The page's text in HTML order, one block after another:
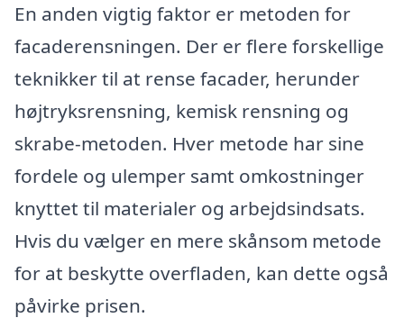
En anden vigtig faktor er metoden for
facaderensningen. Der er flere forskellige
teknikker til at rense facader, herunder
højtryksrensning, kemisk rensning og
skrabe-metoden. Hver metode har sine
fordele og ulemper samt omkostninger
knyttet til materialer og arbejdsindsats.
Hvis du vælger en mere skånsom metode
for at beskytte overfladen, kan dette også
påvirke prisen.